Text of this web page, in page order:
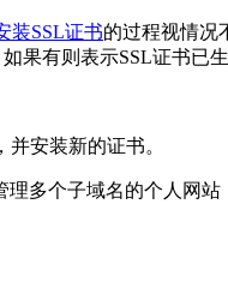
装SSL证书的过程视情况
果有则表示SSL证书已生
安装新的证书。
多个子域名的个人网站